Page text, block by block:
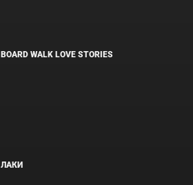
BOARD WALK LOVE STORIES
ЛАКИ